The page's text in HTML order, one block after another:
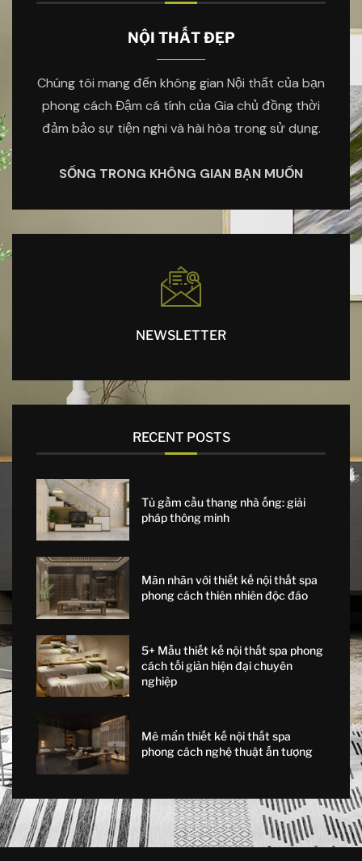
NỘI THẤT ĐẸP
Chúng tôi mang đến không gian Nội thất của bạn
phong cách Đậm cá tính của Gia chủ đồng thời
đảm bảo sự tiện nghi và hài hòa trong sử dụng.
SỐNG TRONG KHÔNG GIAN BẠN MUỐN
NEWSLETTER
RECENT POSTS
Tủ gầm cầu thang nhà ống: giải
pháp thông minh
Mãn nhãn với thiết kế nội thất spa
phong cách thiên nhiên độc đáo
5+ Mẫu thiết kế nội thất spa phong
cách tối giản hiện đại chuyên
nghiệp
Mê mẩn thiết kế nội thất spa
phong cách nghệ thuật ấn tượng